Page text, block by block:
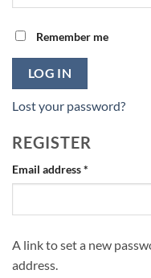
Remember me
LOG IN
Lost your password?
REGISTER
Email address*
A link to set a new
address.